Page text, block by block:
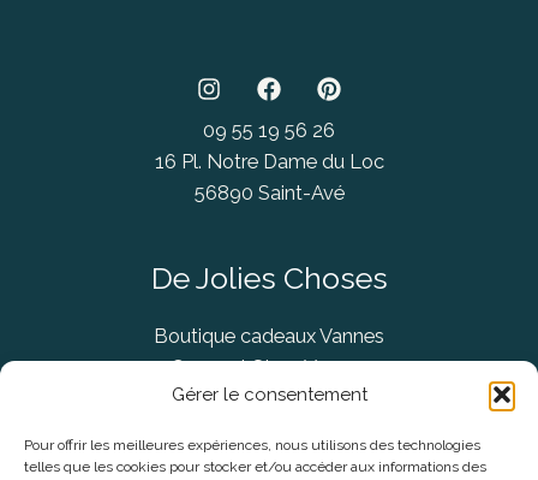
Gérer le consentement
Pour offrir les meilleures expériences, nous utilisons des technologies
telles que les cookies pour stocker et/ou accéder aux informations des
09 55 19 56 26
16 Pl. Notre Dame du Loc
56890 Saint-Avé
De Jolies Choses
Boutique cadeaux Vannes
Concept Store Vannes